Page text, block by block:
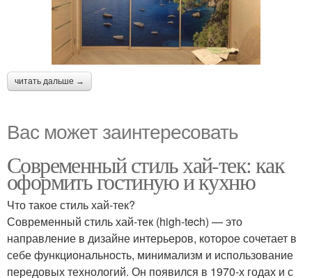
читать дальше →
Вас может заинтересовать
Современный стиль хай-тек: как
оформить гостиную и кухню
Что такое стиль хай-тек?
Современный стиль хай-тек (high-tech) — это
направление в дизайне интерьеров, которое сочетает в
себе функциональность, минимализм и использование
передовых технологий. Он появился в 1970-х годах и с